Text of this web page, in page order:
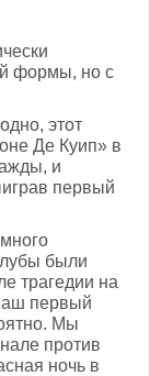
формы, но с
этот
Де Куип» в
и
первый
были
трагедии на
первый
Мы
против
ночь в